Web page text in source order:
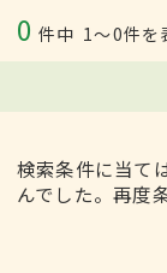
0 件中 1〜0件を
検索条件に当て
んでした。再度